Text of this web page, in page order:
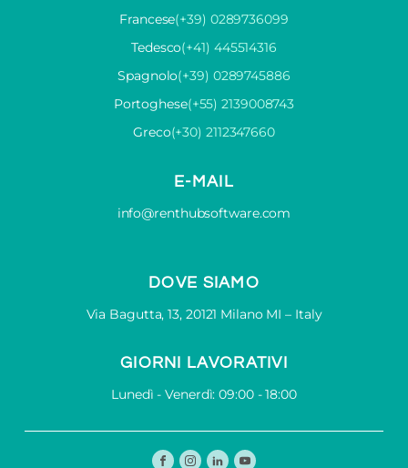
Francese(+39) 0289736099
Tedesco(+41) 445514316
Spagnolo(+39) 0289745886
Portoghese(+55) 2139008743
Greco(+30) 2112347660
E-MAIL
info@renthubsoftware.com
DOVE SIAMO
Via Bagutta, 13, 20121 Milano MI – Italy
GIORNI LAVORATIVI
Lunedì - Venerdì: 09:00 - 18:00